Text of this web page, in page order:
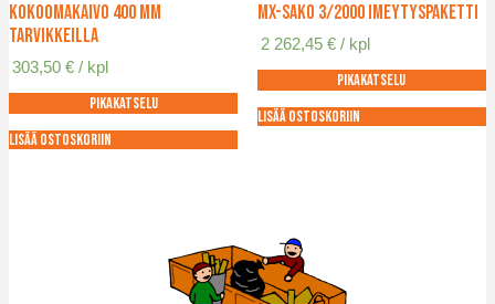
Kokoomakaivo 400 mm
tarvikkeilla
303,50€ / kpl
Pikakatselu
Lisää ostoskoriin
MX-Sako 3/2000 imeytyspaketti
2 262,45 € / kpl
Pikakatselu
Lisää ostoskoriin